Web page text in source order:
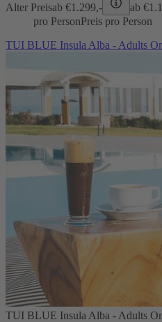
Alter Preisab €1.299,- ab €
pro PersonPreis pro Person
TUI BLUE Insula Alba - Adults
TUI BLUE Insula Alba - Adults